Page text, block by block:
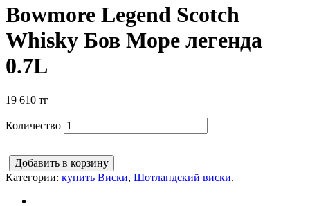
Bowmore Legend Scotch
Whisky Бов Море легенда
0.7L
19 610 тг
Количество
Добавить в корзину
Категории: купить Виски, Шотландский виски.